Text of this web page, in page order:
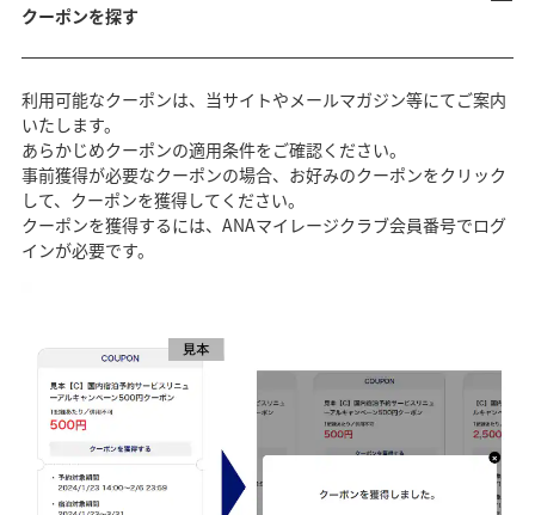
クーポンを探す
利用可能なクーポンは、当サイトやメールマガジン等にてご案内
いたします。
あらかじめクーポンの適用条件をご確認ください。
事前獲得が必要なクーポンの場合、お好みのクーポンをクリック
して、クーポンを獲得してください。
クーポンを獲得するには、ANAマイレージクラブ会員番号でログ
インが必要です。